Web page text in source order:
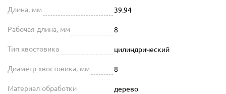
Длина, мм 39.94
Рабочая длина, мм 8
Тип хвостовика цилиндрический
Диаметр хвостовика, мм 8
Материал обработки дерево